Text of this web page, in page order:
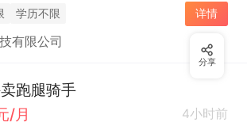
学历不限 详情
有限公司
跑腿骑手
/月
4小时前
分享